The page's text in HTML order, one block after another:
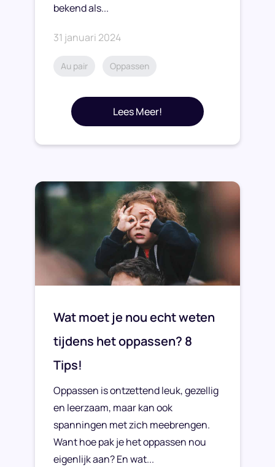
bekend als...
31 januari 2024
Au pair Oppassen
Lees Meer!
Wat moet je nou echt weten
tijdens het oppassen? 8
Tips!
Oppassen is ontzettend leuk, gezellig
en leerzaam, maar kan ook
spanningen met zich meebrengen.
Want hoe pak je het oppassen nou
eigenlijk aan? En wat...